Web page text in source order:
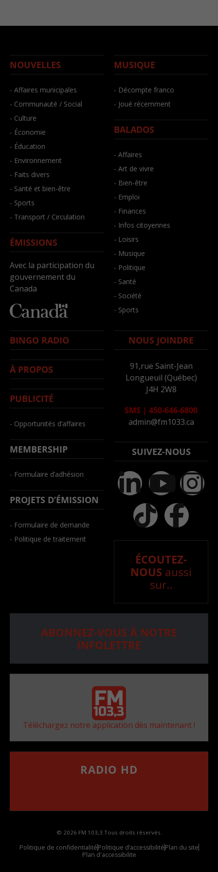
NOUVELLES
- Affaires municipales
- Communauté / Social
- Culture
- Économie
- Éducation
- Environnement
- Faits divers
- Santé et bien-être
- Sports
- Transport / Circulation
ÉMISSIONS
Avec la participation du
gouvernement du
Canada
MUSIQUE
- Décompte franco
- Joué récemment
BALADOS
- Affaires
- Art de vivre
- Bien-être
- Emploi
- Finances
- Infos citoyennes
- Loisirs
- Musique
- Politique
- Santé
- Société
- Sports
BINGO RADIO
À PROPOS
PUBLICITÉ
- Opportunités d’affaires
MEMBERSHIP
- Formulaire d’adhésion
PROJETS D’ÉMISSION
- Formulaire de demande
- Politique de traitement
NOUS JOINDRE
91,rue Saint-Jean
Longueuil (Québec)
J4H 2W8
SMS | 450-646-6800
admin@fm1033.ca
SUIVEZ-NOUS
ÉCOUTEZ-
NOUS aussi
sur..
ABONNEZ-VOUS À NOTRE
INFOLETTRE
Téléchargez notre application dès maintenant !
RADIO HD
© 2026 FM 103,3 Tous droits réservés.
Politique de confidentialitéPolitique d’accessibilitéPlan du site
Plan d'accessibilite